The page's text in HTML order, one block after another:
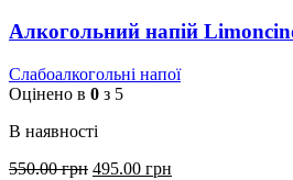
Алкогольний напій
Слабоалкогольні напої
Оцінено в 0 з 5
В наявності
550.00грн 495.00 грн